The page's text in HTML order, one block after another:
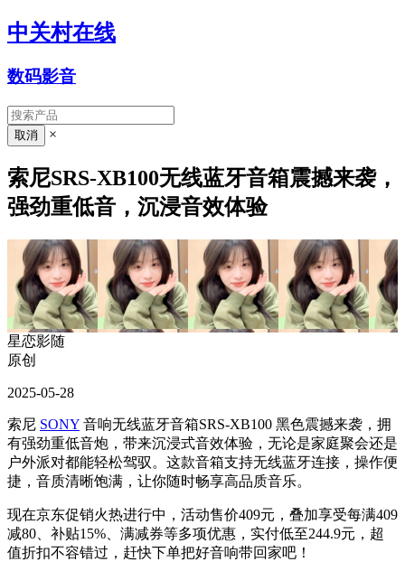
中关村在线
数码影音
×
索尼SRS-XB100无线蓝牙音箱震撼来袭，
强劲重低音，沉浸音效体验
星恋影随
原创
2025-05-28
索尼 SONY 音响无线蓝牙音箱SRS-XB100 黑色震撼来袭，拥
有强劲重低音炮，带来沉浸式音效体验，无论是家庭聚会还是
户外派对都能轻松驾驭。这款音箱支持无线蓝牙连接，操作便
捷，音质清晰饱满，让你随时畅享高品质音乐。
现在京东促销火热进行中，活动售价409元，叠加享受每满409
减80、补贴15%、满减券等多项优惠，实付低至244.9元，超
值折扣不容错过，赶快下单把好音响带回家吧！